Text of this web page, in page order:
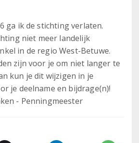
ga ik de stichting verlaten.
niet meer landelijk
in de regio West-Betuwe.
zijn voor je om niet langer te
kun je dit wijzigen in je
je deelname en bijdrage(n)!
- Penningmeester